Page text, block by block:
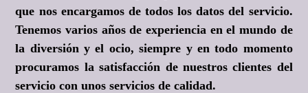
que nos encargamos de todos los datos del servicio.
Tenemos varios años de experiencia en el mundo de
la diversión y el ocio, siempre y en todo momento
procuramos la satisfacción de nuestros clientes del
servicio con unos servicios de calidad.